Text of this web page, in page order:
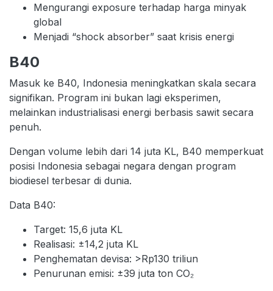
Mengurangi exposure terhadap harga minyak
global
Menjadi “shock absorber” saat krisis energi
B40
Masuk ke B40, Indonesia meningkatkan skala secara
signifikan. Program ini bukan lagi eksperimen,
melainkan industrialisasi energi berbasis sawit secara
penuh.
Dengan volume lebih dari 14 juta KL, B40 memperkuat
posisi Indonesia sebagai negara dengan program
biodiesel terbesar di dunia.
Data B40:
Target: 15,6 juta KL
Realisasi: ±14,2 juta KL
Penghematan devisa: >Rp130 triliun
Penurunan emisi: ±39 juta ton CO₂